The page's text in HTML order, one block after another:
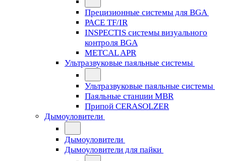
Прецизионные системы для BGA
PACE TF/IR
INSPECTIS системы визуального
контроля BGA
METCAL APR
Ультразвуковые паяльные системы
Ультразвуковые паяльные системы
Паяльные станции MBR
Припой CERASOLZER
Дымоуловители
Дымоуловители
Дымоуловители для пайки